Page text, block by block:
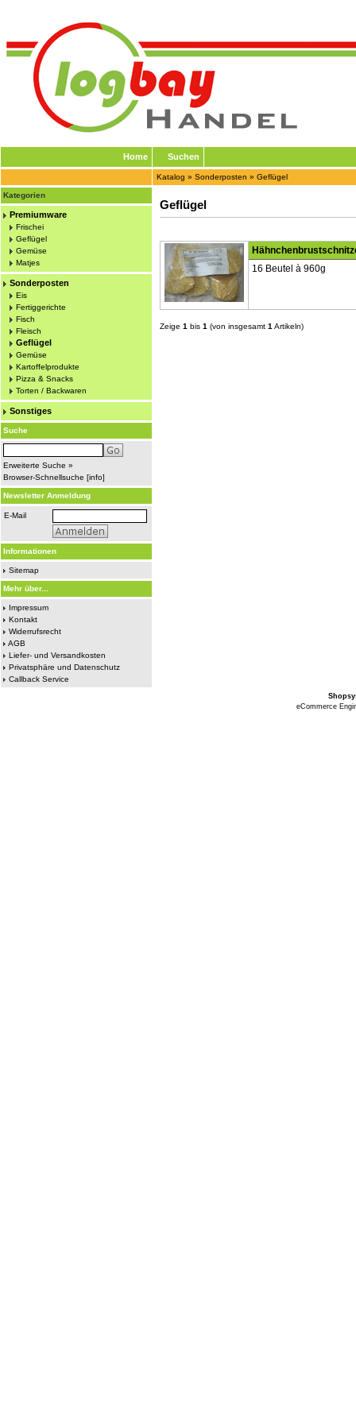
Home Suchen
Katalog » Sonderposten » Geflügel
Kategorien
Premiumware
Frischei
Geflügel
Gemüse
Matjes
Sonderposten
Eis
Fertiggerichte
Fisch
Fleisch
Geflügel
Gemüse
Kartoffelprodukte
Pizza & Snacks
Torten / Backwaren
Sonstiges
Suche
Erweiterte Suche »
Browser-Schnellsuche [info]
Newsletter Anmeldung
E-Mail
Informationen
Sitemap
Mehr über...
Impressum
Kontakt
Widerrufsrecht
AGB
Liefer- und Versandkosten
Privatsphäre und Datenschutz
Callback Service
Geflügel
16 Beutel à 960g
Zeige 1 bis 1 (von insgesamt 1 Artikeln)
eCommerce